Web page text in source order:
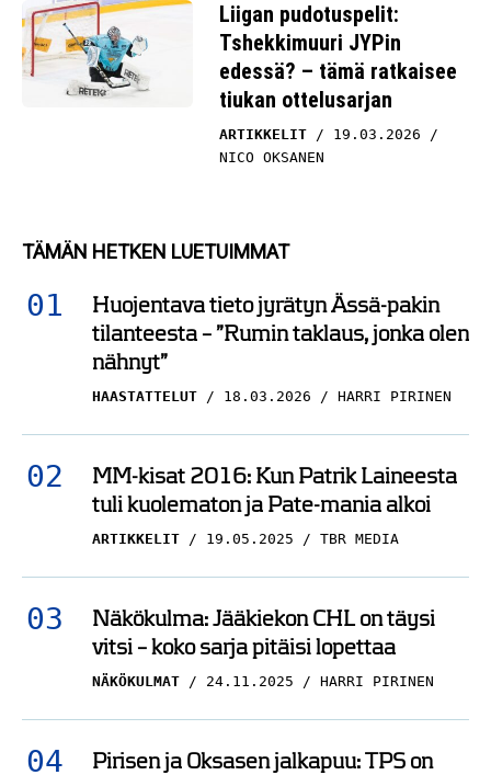
Liigan pudotuspelit:
Tshekkimuuri JYPin
edessä? – tämä ratkaisee
tiukan ottelusarjan
ARTIKKELIT
19.03.2026
NICO OKSANEN
TÄMÄN HETKEN LUETUIMMAT
Huojentava tieto jyrätyn Ässä-pakin
tilanteesta – ”Rumin taklaus, jonka olen
nähnyt”
HAASTATTELUT 18.03.2026 HARRI PIRINEN
MM-kisat 2016: Kun Patrik Laineesta
tuli kuolematon ja Pate-mania alkoi
ARTIKKELIT 19.05.2025 TBR MEDIA
Näkökulma: Jääkiekon CHL on täysi
vitsi – koko sarja pitäisi lopettaa
NÄKÖKULMAT 24.11.2025 HARRI PIRINEN
Pirisen ja Oksasen jalkapuu: TPS on